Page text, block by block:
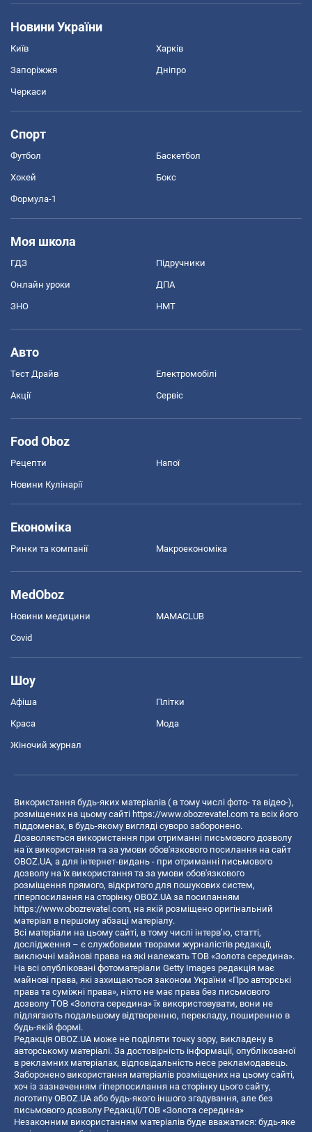
Новини України
Київ Харків
Запоріжжя Дніпро
Черкаси
Спорт
Футбол Баскетбол
Хокей Бокс
Формула-1
Моя школа
ГДЗ Підручники
Онлайн уроки ДПА
ЗНО НМТ
Авто
Тест Драйв Електромобілі
Акції Сервіс
Food Oboz
Рецепти Напої
Новини Кулінарії
Економіка
Ринки та компанії Макроекономіка
MedOboz
Новини медицини MAMACLUB
Covid
Шоу
Афіша Плітки
Краса Мода
Жіночий журнал
Використання будь-яких матеріалів ( в тому числі фото- та відео-),
розміщених на цьому сайті https://www.obozrevatel.com та всіх його
піддоменах, в будь-якому вигляді суворо заборонено.
Дозволяється використання при отриманні письмового дозволу
на їх використання та за умови обов'язкового посилання на сайт
OBOZ.UA, а для інтернет-видань - при отриманні письмового
дозволу на їх використання та за умови обов'язкового
розміщення прямого, відкритого для пошукових систем,
гіперпосилання на сторінку OBOZ.UA за посиланням
https://www.obozrevatel.com, на якій розміщено оригінальний
матеріал в першому абзаці матеріалу.
Всі матеріали на цьому сайті, в тому числі інтерв’ю, статті,
дослідження – є службовими творами журналістів редакції,
виключні майнові права на які належать ТОВ «Золота середина».
На всі опубліковані фотоматеріали Getty Images редакція має
майнові права, які захищаються законом України «Про авторські
права та суміжні права», ніхто не має права без письмового
дозволу ТОВ «Золота середина» їх використовувати, вони не
підлягають подальшому відтворенню, перекладу, поширенню в
будь-якій формі.
Редакція OBOZ.UA може не поділяти точку зору, викладену в
авторському матеріалі. За достовірність інформації, опублікованої
в рекламних матеріалах, відповідальність несе рекламодавець.
Заборонено використання матеріалів розміщених на цьому сайті,
хоч із зазначенням гіперпосилання на сторінку цього сайту,
логотипу OBOZ.UA або будь-якого іншого згадування, але без
письмового дозволу Редакції/ТОВ «Золота середина»
Незаконним використанням матеріалів буде вважатися: будь-яке